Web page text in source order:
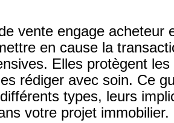
vente engage acheteur
en cause la
Elles protègent
rédiger avec soin. Ce
types, leurs
votre projet immobilier.